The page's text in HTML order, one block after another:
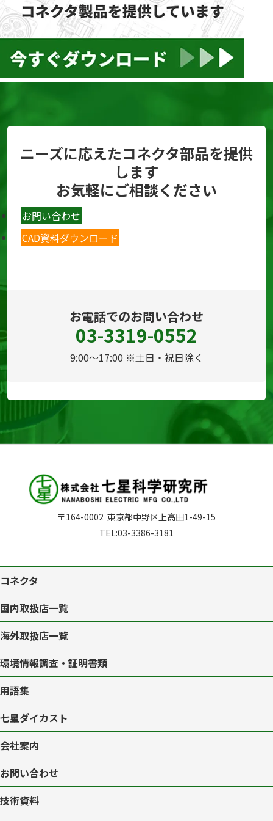
ニーズに応えたコネクタ部品を提供
します
お気軽にご相談ください
お問い合わせ
CAD資料ダウンロード
お電話でのお問い合わせ
03-3319-0552
9:00～17:00 ※土日・祝日除く
〒164-0002 東京都中野区上高田1-49-15
TEL:03-3386-3181
コネクタ
国内取扱店一覧
海外取扱店一覧
環境情報調査・証明書類
用語集
七星ダイカスト
会社案内
お問い合わせ
技術資料